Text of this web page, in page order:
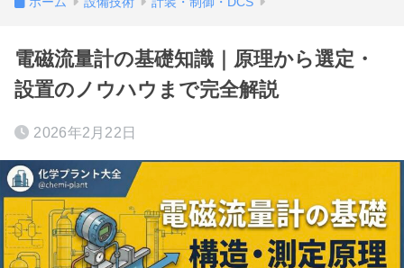
電磁流量計の基礎知識｜原理から選定・
設置のノウハウまで完全解説
2026年2月22日